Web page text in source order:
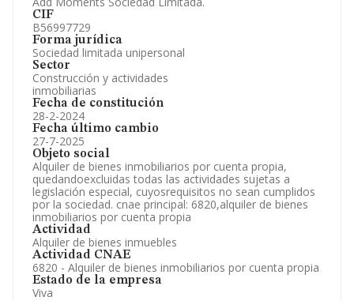
CIF
B56997729
Forma jurídica
Sociedad limitada unipersonal
Sector
Construcción y actividades
inmobiliarias
Fecha de constitución
28-2-2024
Fecha último cambio
27-7-2025
Objeto social
Alquiler de bienes inmobiliarios por cuenta propia,
quedandoexcluidas todas las actividades sujetas a
legislación especial, cuyosrequisitos no sean cumplidos
por la sociedad. cnae principal: 6820,alquiler de bienes
inmobiliarios por cuenta propia
Actividad
Alquiler de bienes inmuebles
Actividad CNAE
6820 - Alquiler de bienes inmobiliarios por cuenta propia
Estado de la empresa
Viva